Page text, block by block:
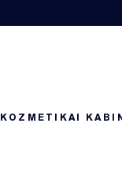
KOZMETIKAI